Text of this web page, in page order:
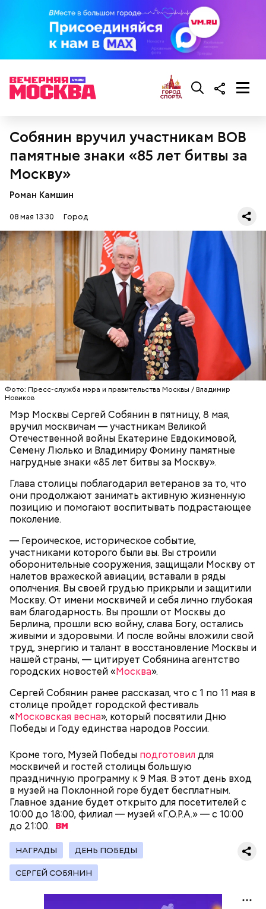
Собянин вручил участникам ВОВ
памятные знаки «85 лет битвы за
Москву»
Роман Камшин
08 мая 13:30 Город
Фото: Пресс-служба мэра и правительства Москвы / Владимир
Новиков
Мэр Москвы Сергей Собянин в пятницу, 8 мая,
вручил москвичам — участникам Великой
Отечественной войны Екатерине Евдокимовой,
Семену Люлько и Владимиру Фомину памятные
нагрудные знаки «85 лет битвы за Москву».
Глава столицы поблагодарил ветеранов за то, что
они продолжают занимать активную жизненную
позицию и помогают воспитывать подрастающее
поколение.
— Героическое, историческое событие,
участниками которого были вы. Вы строили
оборонительные сооружения, защищали Москву от
налетов вражеской авиации, вставали в ряды
ополчения. Вы своей грудью прикрыли и защитили
Москву. От имени москвичей и себя лично глубокая
вам благодарность. Вы прошли от Москвы до
Берлина, прошли всю войну, слава Богу, остались
живыми и здоровыми. И после войны вложили свой
труд, энергию и талант в восстановление Москвы и
нашей страны, — цитирует Собянина агентство
городских новостей «Москва».
Сергей Собянин ранее рассказал, что с 1 по 11 мая в
столице пройдет городской фестиваль
«Московская весна», который посвятили Дню
Победы и Году единства народов России.
Кроме того, Музей Победы подготовилдля
москвичей и гостей столицы большую
праздничную программу к 9 Мая. В этот день вход
в музей на Поклонной горе будет бесплатным.
Главное здание будет открыто для посетителей с
10:00 до 18:00, филиал — музей «Г.О.Р.А.» — с 10:00
до 21:00.
НАГРАДЫ ДЕНЬ ПОБЕДЫ
СЕРГЕЙ СОБЯНИН
Ранее мэр сообщил, что Москвасохраняет высокие
темпы строительстванедвижимости. За первые
семь месяцев 2026 года в столице введено в
эксплуатацию 8,1 миллиона квадратных метров
различных объектов, что на 35 процентов
превышает показатели аналогичного периода
прошлого года.